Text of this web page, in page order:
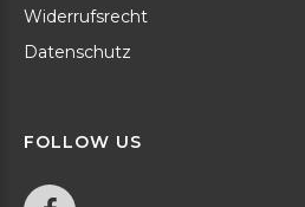
Widerrufsrecht
Datenschutz
FOLLOW US